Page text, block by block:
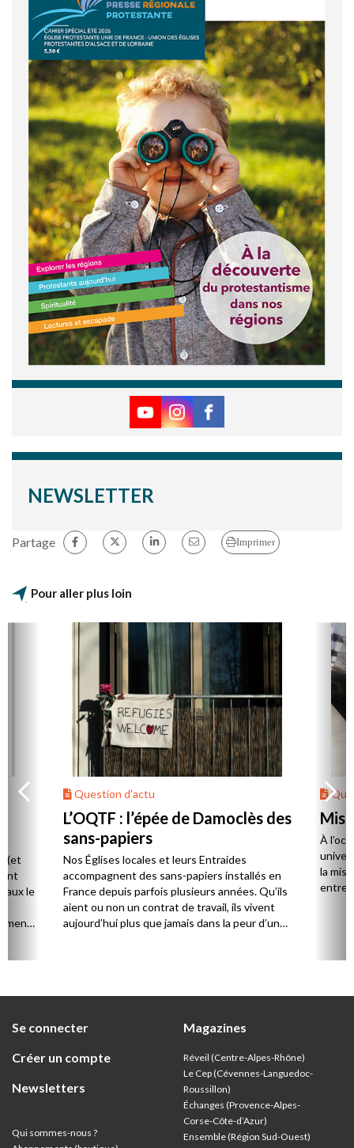
NEWSLETTER
Partage Imprimer
Pour aller plus loin
(et
le
Question d'actu
L’OQTF : l’épée de Damoclès des
sans-papiers
Nos Églises locales et leurs Entraides
accompagnent des sans-papiers installés en
France depuis parfois plusieurs années. Qu’ils
aient ou non un contrat de travail, ils vivent
aujourd’hui plus que jamais dans la peur d’une
À
la
entre
Se connecter
Créer un compte
Newsletters
Qui sommes-nous ?
Magazines
Réveil (Centre-Alpes-Rhône)
Le Cep (Cévennes-Languedoc-
Roussillon)
Échanges (Provence-Alpes-
Corse-Côte-d’Azur)
Ensemble (Région Sud-Ouest)